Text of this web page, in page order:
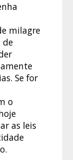
milagre
de
Se for
o
as leis